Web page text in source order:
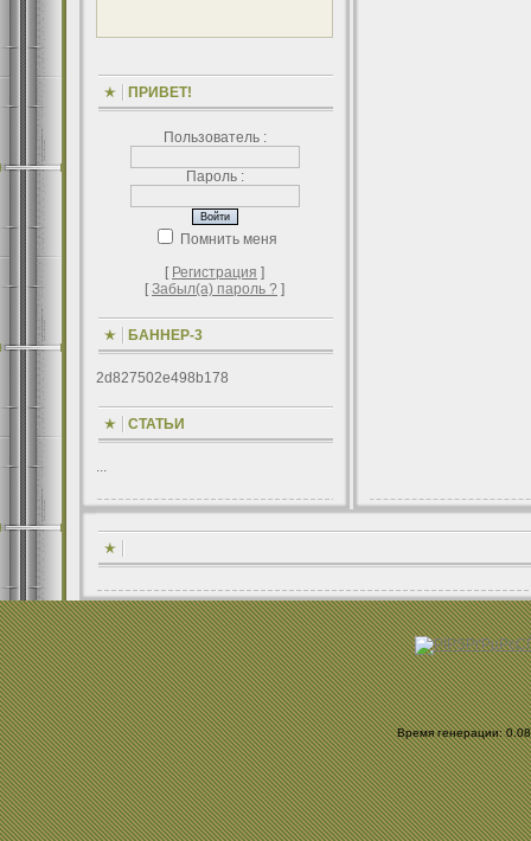
ПРИВЕТ!
Пользователь :
Пароль :
Помнить меня
[ Регистрация ]
[Забыл(а) пароль ? ]
БАННЕР-3
2d827502e498b178
СТАТЬИ
...
Время генерации: